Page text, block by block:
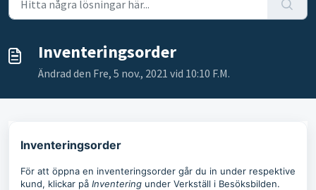
Inventeringsorder
Ändrad den Fre, 5 nov., 2021 vid 10:10 F.M.
Inventeringsorder
För att öppna en inventeringsorder går du in under respektive
kund, klickar på Inventering under Verkställ i Besöksbilden.